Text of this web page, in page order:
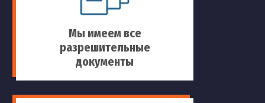
Мы имеем все
разрешительные
документы